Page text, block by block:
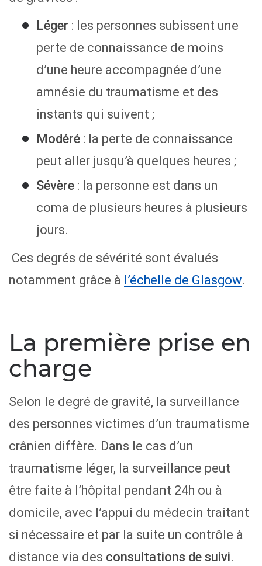
Léger : les personnes subissent une
perte de connaissance de moins
d’une heure accompagnée d’une
amnésie du traumatisme et des
instants qui suivent ;
Modéré : la perte de connaissance
peut aller jusqu’à quelques heures ;
Sévère : la personne est dans un
coma de plusieurs heures à plusieurs
jours.
Ces degrés de sévérité sont évalués
notamment grâce à l’échelle de Glasgow.
La première prise en
charge
Selon le degré de gravité, la surveillance
des personnes victimes d’un traumatisme
crânien diffère. Dans le cas d’un
traumatisme léger, la surveillance peut
être faite à l’hôpital pendant 24h ou à
domicile, avec l’appui du médecin traitant
si nécessaire et par la suite un contrôle à
distance via des consultations de suivi.